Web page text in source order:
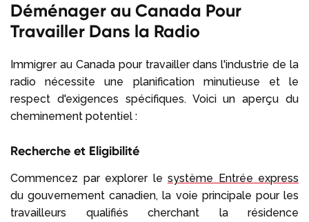
Déménager au Canada Pour
Travailler Dans la Radio
Immigrer au Canada pour travailler dans l'industrie de la
radio nécessite une planification minutieuse et le
respect d'exigences spécifiques. Voici un aperçu du
cheminement potentiel :
Recherche et Eligibilité
Commencez par explorer le système Entrée express
du gouvernement canadien, la voie principale pour les
travailleurs qualifiés cherchant la résidence